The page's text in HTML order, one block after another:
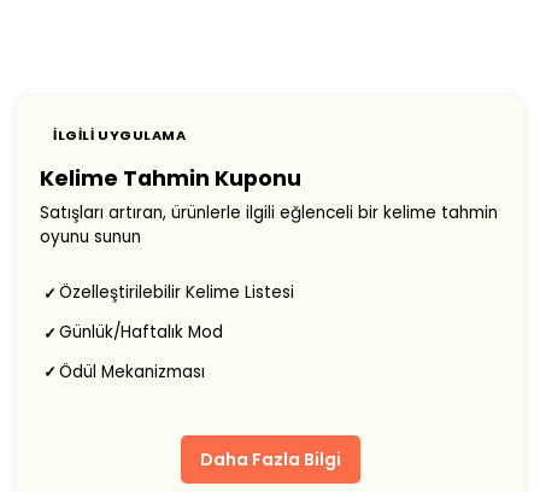
İLGILI UYGULAMA
Kelime Tahmin Kuponu
Satışları artıran, ürünlerle ilgili eğlenceli bir kelime tahmin
oyunu sunun
✓ Özelleştirilebilir Kelime Listesi
✓ Günlük/Haftalık Mod
✓ Ödül Mekanizması
Daha Fazla Bilgi